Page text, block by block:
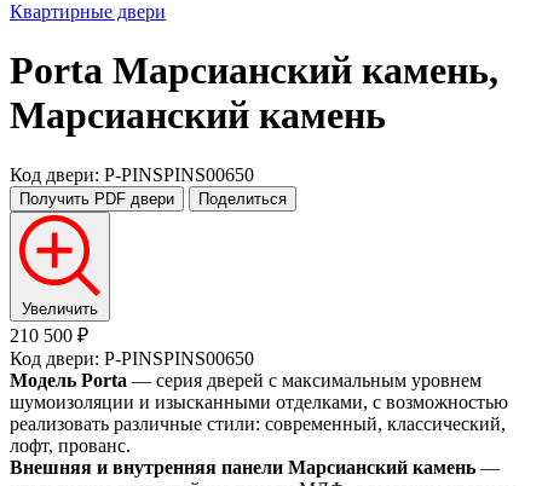
Квартирные двери
Porta Марсианский камень,
Марсианский камень
Код двери: P-PINSPINS00650
Получить PDF двери Поделиться
Увеличить
210 500 ₽
Код двери: P-PINSPINS00650
Модель Porta — серия дверей с максимальным уровнем
шумоизоляции и изысканными отделками, с возможностью
реализовать различные стили: современный, классический,
лофт, прованс.
Внешняя и внутренняя панели Марсианский камень —